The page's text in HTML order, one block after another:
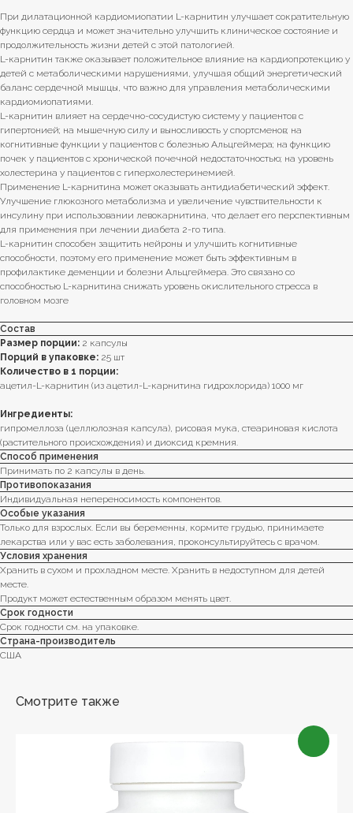
При дилатационной кардиомиопатии L-карнитин улучшает сократительную
функцию сердца и может значительно улучшить клиническое состояние и
продолжительность жизни детей с этой патологией.
L-карнитин также оказывает положительное влияние на кардиопротекцию у
детей с метаболическими нарушениями, улучшая общий энергетический
баланс сердечной мышцы, что важно для управления метаболическими
кардиомиопатиями.
L-карнитин влияет на сердечно-сосудистую систему у пациентов с
гипертонией; на мышечную силу и выносливость у спортсменов; на
когнитивные функции у пациентов с болезнью Альцгеймера; на функцию
почек у пациентов с хронической почечной недостаточностью; на уровень
холестерина у пациентов с гиперхолестеринемией.
Применение L-карнитина может оказывать антидиабетический эффект.
Улучшение глюкозного метаболизма и увеличение чувствительности к
инсулину при использовании левокарнитина, что делает его перспективным
для применения при лечении диабета 2-го типа.
L-карнитин способен защитить нейроны и улучшить когнитивные
способности, поэтому его применение может быть эффективным в
профилактике деменции и болезни Альцгеймера. Это связано со
способностью L-карнитина снижать уровень окислительного стресса в
головном мозге
Состав
Размер порции: 2 капсулы
Порций в упаковке: 25 шт
Количество в 1 порции:
ацетил-L-карнитин (из ацетил-L-карнитина гидрохлорида) 1000 мг
Ингредиенты:
гипромеллоза (целлюлозная капсула), рисовая мука, стеариновая кислота
(растительного происхождения) и диоксид кремния.
Способ применения
Принимать по 2 капсулы в день.
Противопоказания
Индивидуальная непереносимость компонентов.
Особые указания
Только для взрослых. Если вы беременны, кормите грудью, принимаете
лекарства или у вас есть заболевания, проконсультируйтесь с врачом.
Условия хранения
Хранить в сухом и прохладном месте. Хранить в недоступном для детей
месте.
Продукт может естественным образом менять цвет.
Срок годности
Срок годности см. на упаковке.
Страна-производитель
США
Смотрите также